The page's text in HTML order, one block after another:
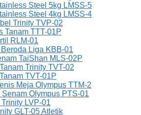
Steel 5kg LMSS-5
Steel 4kg LMSS-4
Trinity TVP-02
Tanam TTT-01P
RLM-01
Liga KBB-01
TaiShan MLS-02P
Trinity TVT-02
TVT-01P
Meja Olympus TTM-2
Olympus PTS-01
LVP-01
GLT-05 Atletik